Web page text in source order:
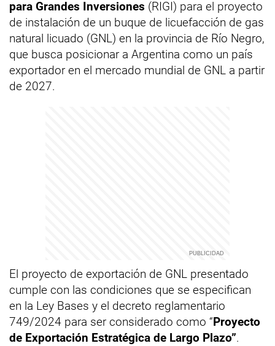
para Grandes Inversiones (RIGI) para el proyecto
de instalación de un buque de licuefacción de gas
natural licuado (GNL) en la provincia de Río Negro,
que busca posicionar a Argentina como un país
exportador en el mercado mundial de GNL a partir
de 2027.
El proyecto de exportación de GNL presentado
cumple con las condiciones que se especifican
en la Ley Bases y el decreto reglamentario
749/2024 para ser considerado como “Proyecto
de Exportación Estratégica de Largo Plazo”.